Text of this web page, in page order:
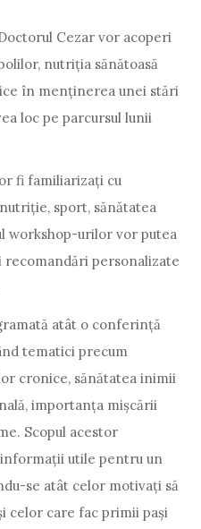
Cezar vor acoperi
nutriția sănătoasă
în menținerea unei stări
loc pe parcursul lunii
fi familiarizați cu
sport, sănătatea
workshop-urilor vor putea
personalizate
atât o conferință
tematici precum
cronice, sănătatea inimii
importanța mișcării
Scopul acestor
utile pentru un
se atât celor motivați să
celor care fac primii pași